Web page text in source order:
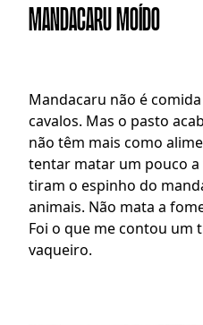
MANDACARU MOÍDO
Mandacaru não é
cavalos. Mas o pasto
não têm mais como
tentar matar um pouco a
tiram o espinho do
animais. Não mata a
Foi o que me contou um
vaqueiro.